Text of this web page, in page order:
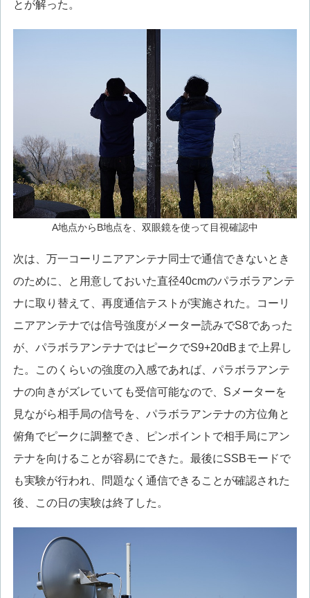
とが解った。
A地点からB地点を、双眼鏡を使って目視確認中
次は、万一コーリニアアンテナ同士で通信できないとき
のために、と用意しておいた直径40cmのパラボラアンテ
ナに取り替えて、再度通信テストが実施された。コーリ
ニアアンテナでは信号強度がメーター読みでS8であった
が、パラボラアンテナではピークでS9+20dBまで上昇し
た。このくらいの強度の入感であれば、パラボラアンテ
ナの向きがズレていても受信可能なので、Sメーターを
見ながら相手局の信号を、パラボラアンテナの方位角と
俯角でピークに調整でき、ピンポイントで相手局にアン
テナを向けることが容易にできた。最後にSSBモードで
も実験が行われ、問題なく通信できることが確認された
後、この日の実験は終了した。